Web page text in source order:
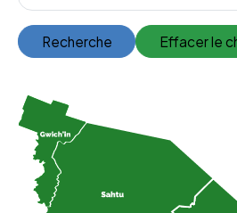
Recherche Effacer le